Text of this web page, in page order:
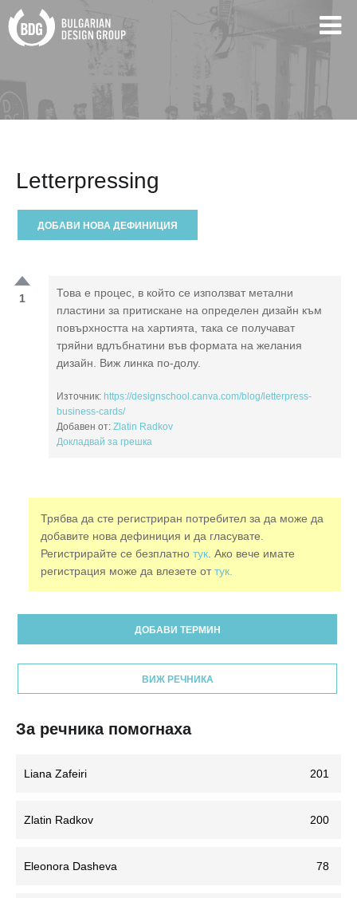
Letterpressing
ДОБАВИ НОВА ДЕФИНИЦИЯ
1
Това е процес, в който се използват метални
пластини за притискане на определен дизайн към
повърхността на хартията, така се получават
тряйни вдлъбнатини във формата на желания
дизайн. Виж линка по-долу.
Източник: https://designschool.canva.com/blog/letterpress-
business-cards/
Добавен от: Zlatin Radkov
Докладвай за грешка
Трябва да сте регистриран потребител за да може да
добавите нова дефиниция и да гласувате.
Регистрирайте се безплатнотук . Ако вече имате
регистрация може да влезете оттук.
ДОБАВИ ТЕРМИН
ВИЖ РЕЧНИКА
За речника помогнаха
Liana Zafeiri 201
Zlatin Radkov 200
Eleonora Dasheva 78